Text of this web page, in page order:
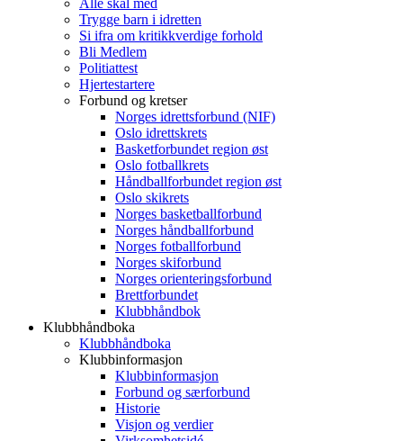
Alle skal med
Trygge barn i idretten
Si ifra om kritikkverdige forhold
Bli Medlem
Politiattest
Hjertestartere
Forbund og kretser
Norges idrettsforbund (NIF)
Oslo idrettskrets
Basketforbundet region øst
Oslo fotballkrets
Håndballforbundet region øst
Oslo skikrets
Norges basketballforbund
Norges håndballforbund
Norges fotballforbund
Norges skiforbund
Norges orienteringsforbund
Brettforbundet
Klubbhåndbok
Klubbhåndboka
Klubbhåndboka
Klubbinformasjon
Klubbinformasjon
Forbund og særforbund
Historie
Visjon og verdier